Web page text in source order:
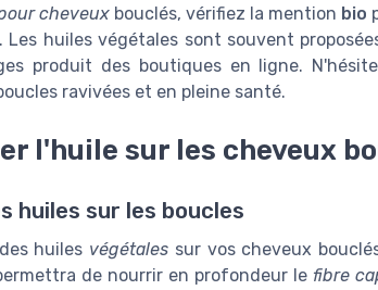
cheveux bouclés, vérifiez la mention bio
huiles végétales sont souvent
produit des boutiques en ligne.
ravivées et en pleine santé.
l'huile sur les cheveux
huiles sur les boucles
huiles végétales sur vos cheveux
de nourrir en profondeur le fibre